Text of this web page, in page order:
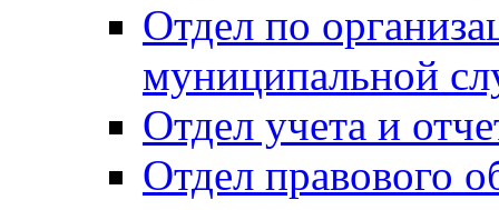
Отдел по
муниципальной
Отдел учета и
Отдел правового